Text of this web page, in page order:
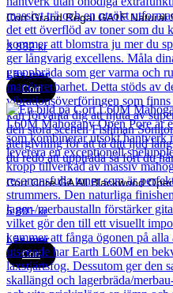
Cort Grand Regal GA1E Natural
3 832kr
Läs mer
Cort
Cort Core GA All Blackwood
5 891kr
Läs mer
Cort